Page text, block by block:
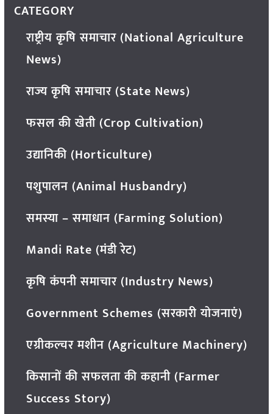
CATEGORY
राष्ट्रीय कृषि समाचार (National Agriculture
News)
राज्य कृषि समाचार (State News)
फसल की खेती (Crop Cultivation)
उद्यानिकी (Horticulture)
पशुपालन (Animal Husbandry)
समस्या – समाधान (Farming Solution)
Mandi Rate (मंडी रेट)
कृषि कंपनी समाचार (Industry News)
Government Schemes (सरकारी योजनाएं)
एग्रीकल्चर मशीन (Agriculture Machinery)
किसानों की सफलता की कहानी (Farmer
Success Story)